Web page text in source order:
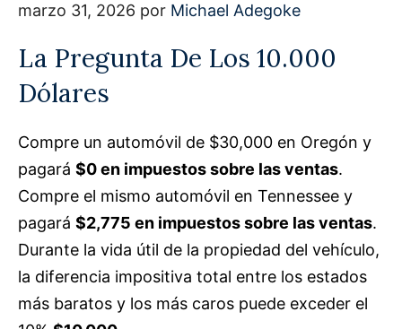
marzo 31, 2026 por Michael Adegoke
La Pregunta De Los 10.000
Dólares
Compre un automóvil de $30,000 en Oregón y
pagará $0 en impuestos sobre las ventas.
Compre el mismo automóvil en Tennessee y
pagará $2,775 en impuestos sobre las ventas.
Durante la vida útil de la propiedad del vehículo,
la diferencia impositiva total entre los estados
más baratos y los más caros puede exceder el